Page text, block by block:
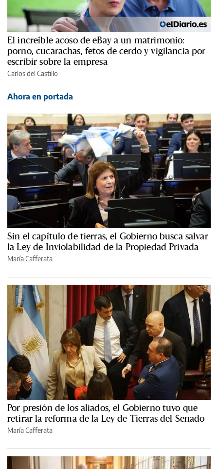
El increíble acoso de eBay a un matrimonio:
porno, cucarachas, fetos de cerdo y vigilancia por
escribir sobre la empresa
Carlos del Castillo
Ahora en portada
Sin el capítulo de tierras, el Gobierno busca salvar
la Ley de Inviolabilidad de la Propiedad Privada
María Cafferata
Por presión de los aliados, el Gobierno tuvo que
retirar la reforma de la Ley de Tierras del Senado
María Cafferata